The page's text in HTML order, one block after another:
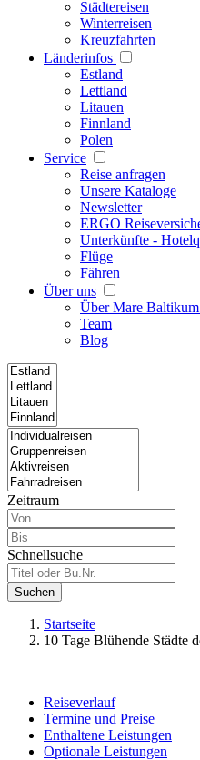
Städtereisen
Winterreisen
Kreuzfahrten
Länderinfos
Estland
Lettland
Litauen
Finnland
Polen
Service
Reise anfragen
Unsere Kataloge
Newsletter
ERGO
Unterkünfte -
Flüge
Fähren
Über uns
Über Mare Baltikum
Team
Blog
Zeitraum
Schnellsuche
Suchen
Startseite
10 Tage Blühende Städte
Reiseverlauf
Termine und Preise
Enthaltene Leistungen
Optionale Leistungen